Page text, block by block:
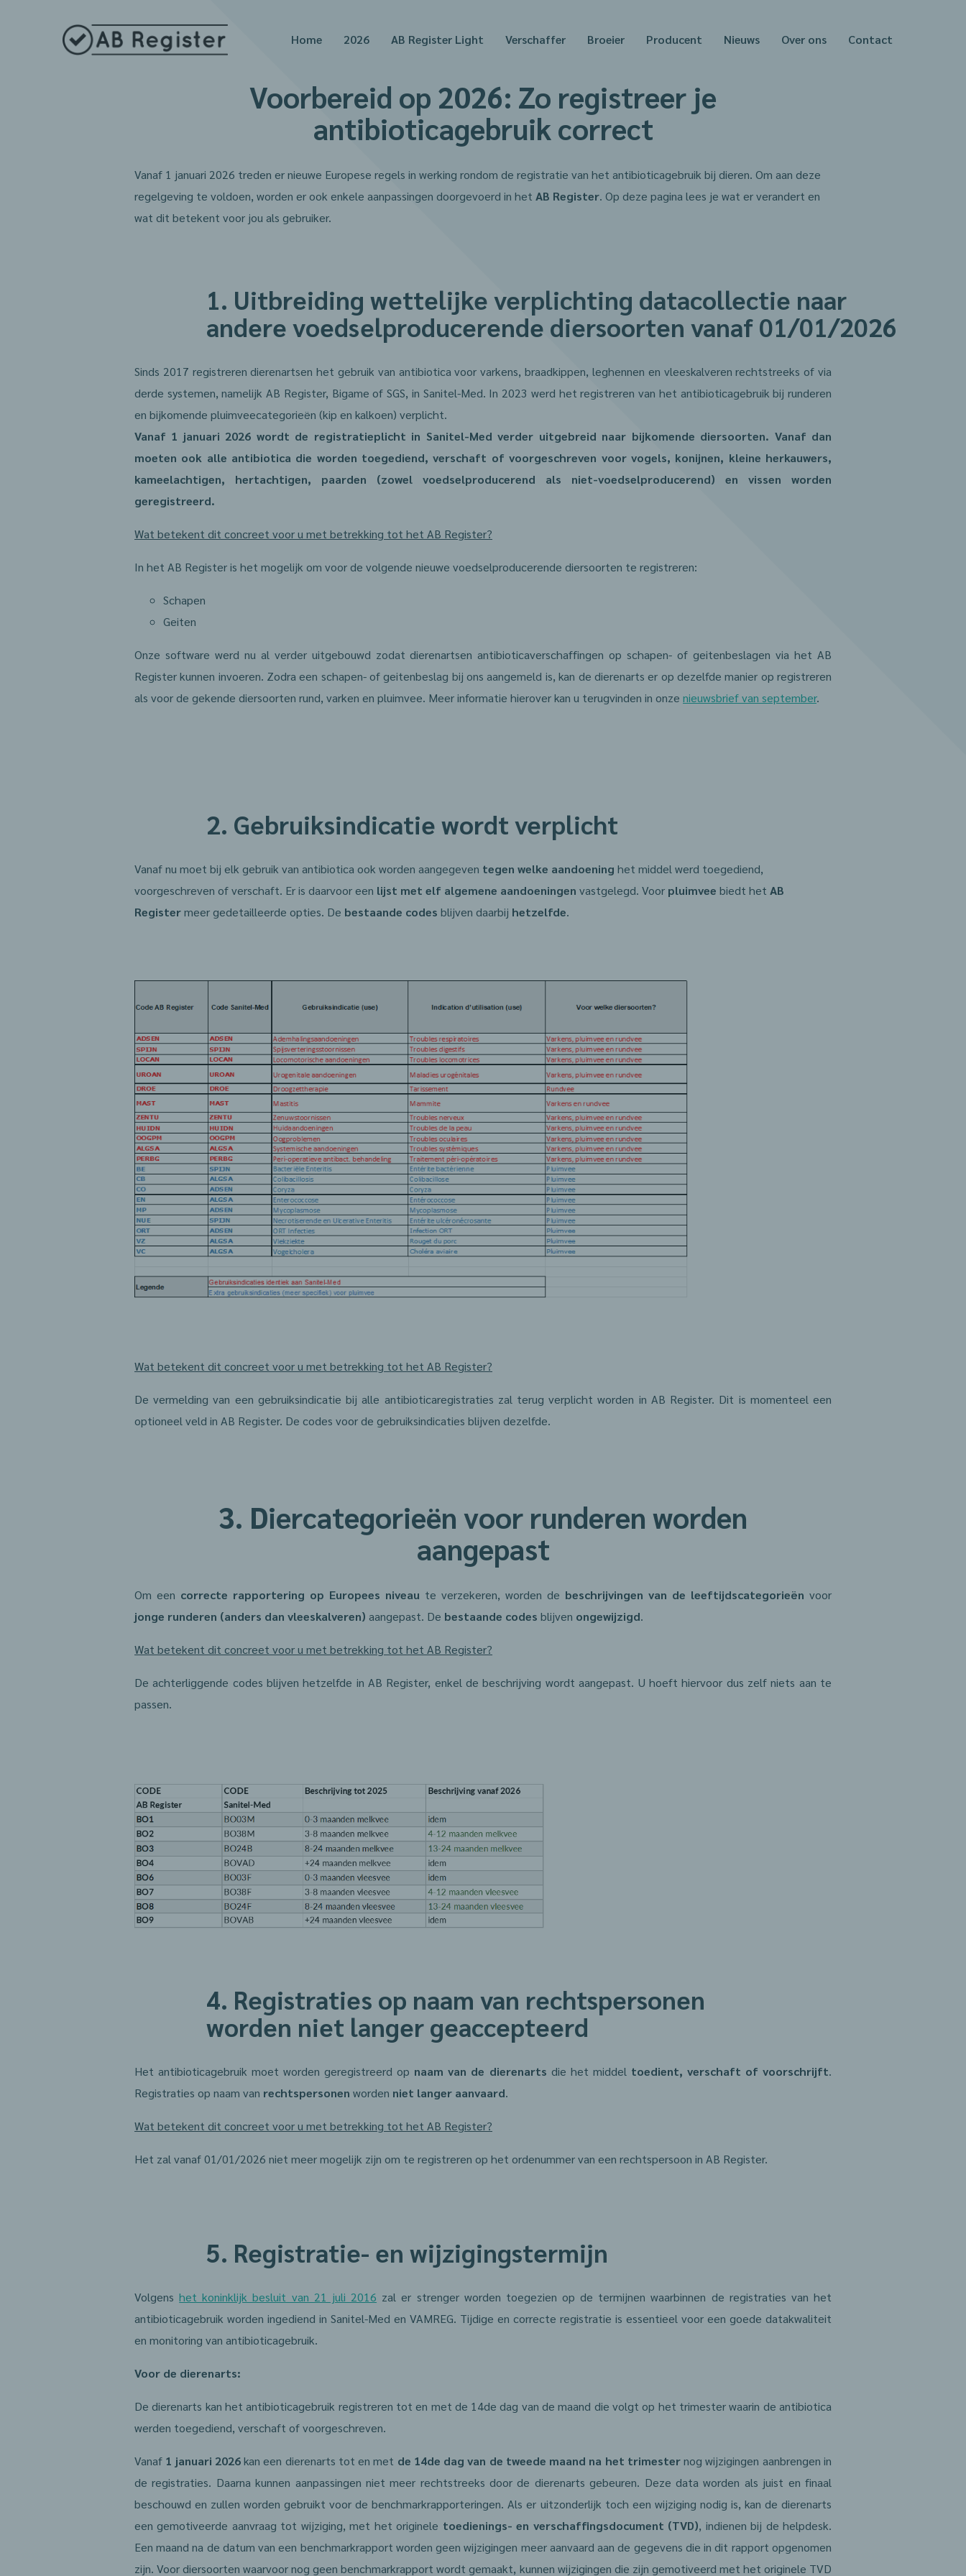
Home 2026 AB Register Light Verschaffer Broeier Producent Nieuws Over ons Contact
Voorbereid op 2026: Zo registreer je
antibioticagebruik correct
Vanaf 1 januari 2026 treden er nieuwe Europese regels in werking rondom de registratie van het antibioticagebruik bij dieren. Om aan deze
regelgeving te voldoen, worden er ook enkele aanpassingen doorgevoerd in het AB Register. Op deze pagina lees je wat er verandert en
wat dit betekent voor jou als gebruiker.
1. Uitbreiding wettelijke verplichting datacollectie naar
andere voedselproducerende diersoorten vanaf 01/01/2026
Sinds 2017 registreren dierenartsen het gebruik van antibiotica voor varkens, braadkippen, leghennen en vleeskalveren rechtstreeks of via
derde systemen, namelijk AB Register, Bigame of SGS, in Sanitel-Med. In 2023 werd het registreren van het antibioticagebruik bij runderen
en bijkomende pluimveecategorieën (kip en kalkoen) verplicht.
Vanaf 1 januari 2026 wordt de registratieplicht in Sanitel-Med verder uitgebreid naar bijkomende diersoorten. Vanaf dan
moeten ook alle antibiotica die worden toegediend, verschaft of voorgeschreven voor vogels, konijnen, kleine herkauwers,
kameelachtigen, hertachtigen, paarden (zowel voedselproducerend als niet-voedselproducerend) en vissen worden
geregistreerd.
Wat betekent dit concreet voor u met betrekking tot het AB Register?
In het AB Register is het mogelijk om voor de volgende nieuwe voedselproducerende diersoorten te registreren:
Schapen
Geiten
Onze software werd nu al verder uitgebouwd zodat dierenartsen antibioticaverschaffingen op schapen- of geitenbeslagen via het AB
Register kunnen invoeren. Zodra een schapen- of geitenbeslag bij ons aangemeld is, kan de dierenarts er op dezelfde manier op registreren
als voor de gekende diersoorten rund, varken en pluimvee. Meer informatie hierover kan u terugvinden in onze nieuwsbrief van september.
2. Gebruiksindicatie wordt verplicht
Vanaf nu moet bij elk gebruik van antibiotica ook worden aangegeven tegen welke aandoening het middel werd toegediend,
voorgeschreven of verschaft. Er is daarvoor een lijst met elf algemene aandoeningen vastgelegd. Voor pluimvee biedt het AB
Registermeer gedetailleerde opties. De bestaande codes blijven daarbij hetzelfde.
Wat betekent dit concreet voor u met betrekking tot het AB Register?
De vermelding van een gebruiksindicatie bij alle antibioticaregistraties zal terug verplicht worden in AB Register. Dit is momenteel een
optioneel veld in AB Register. De codes voor de gebruiksindicaties blijven dezelfde.
3. Diercategorieën voor runderen worden
aangepast
Om een correcte rapportering op Europees niveau te verzekeren, worden de beschrijvingen van de leeftijdscategorieën voor
jonge runderen (anders dan vleeskalveren) aangepast. De bestaande codes blijven ongewijzigd.
Wat betekent dit concreet voor u met betrekking tot het AB Register?
De achterliggende codes blijven hetzelfde in AB Register, enkel de beschrijving wordt aangepast. U hoeft hiervoor dus zelf niets aan te
passen.
4. Registraties op naam van rechtspersonen
worden niet langer geaccepteerd
Het antibioticagebruik moet worden geregistreerd op naam van de dierenarts die het middel toedient, verschaft of voorschrijft.
Registraties op naam van rechtspersonen worden niet langer aanvaard.
Wat betekent dit concreet voor u met betrekking tot het AB Register?
Het zal vanaf 01/01/2026 niet meer mogelijk zijn om te registreren op het ordenummer van een rechtspersoon in AB Register.
5. Registratie- en wijzigingstermijn
Volgenshet koninklijk besluit van 21 juli 2016 zal er strenger worden toegezien op de termijnen waarbinnen de registraties van het
antibioticagebruik worden ingediend in Sanitel-Med en VAMREG. Tijdige en correcte registratie is essentieel voor een goede datakwaliteit
en monitoring van antibioticagebruik.
Voor de dierenarts:
De dierenarts kan het antibioticagebruik registreren tot en met de 14de dag van de maand die volgt op het trimester waarin de antibiotica
werden toegediend, verschaft of voorgeschreven.
Vanaf 1 januari 2026kan een dierenarts tot en met de 14de dag van de tweede maand na het trimesternog wijzigingen aanbrengen in
de registraties. Daarna kunnen aanpassingen niet meer rechtstreeks door de dierenarts gebeuren. Deze data worden als juist en finaal
beschouwd en zullen worden gebruikt voor de benchmarkrapporteringen. Als er uitzonderlijk toch een wijziging nodig is, kan de dierenarts
een gemotiveerde aanvraag tot wijziging, met het originele toedienings- en verschaffingsdocument (TVD), indienen bij de helpdesk.
Een maand na de datum van een benchmarkrapport worden geen wijzigingen meer aanvaard aan de gegevens die in dit rapport opgenomen
zijn. Voor diersoorten waarvoor nog geen benchmarkrapport wordt gemaakt, kunnen wijzigingen die zijn gemotiveerd met het originele TVD